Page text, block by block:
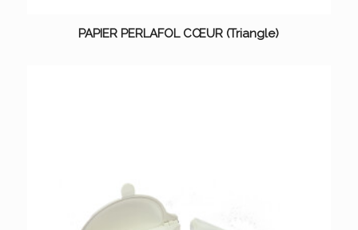
PAPIER PERLAFOL CŒUR (Triangle)